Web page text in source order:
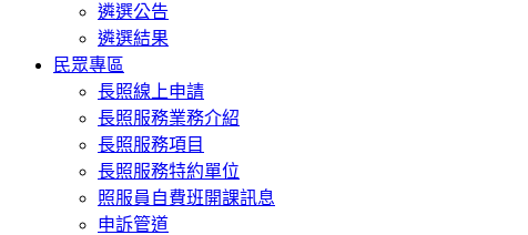
遴選公告
遴選結果
民眾專區
長照線上申請
長照服務業務介紹
長照服務項目
長照服務特約單位
照服員自費班開課訊息
申訴管道